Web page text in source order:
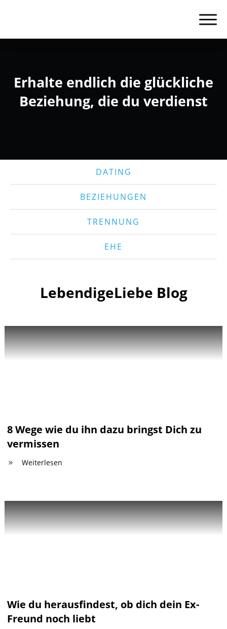
Erhalte endlich die glückliche
Beziehung, die du verdienst
DATING
BEZIEHUNGEN
TRENNUNG
EHE
LebendigeLiebe Blog
8 Wege wie du ihn dazu bringst Dich zu
vermissen
Weiterlesen
Wie du herausfindest, ob dich dein Ex-
Freund noch liebt